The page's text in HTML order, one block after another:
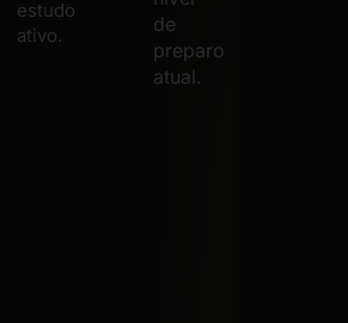
estudo
ativo.
de
preparo
atual.